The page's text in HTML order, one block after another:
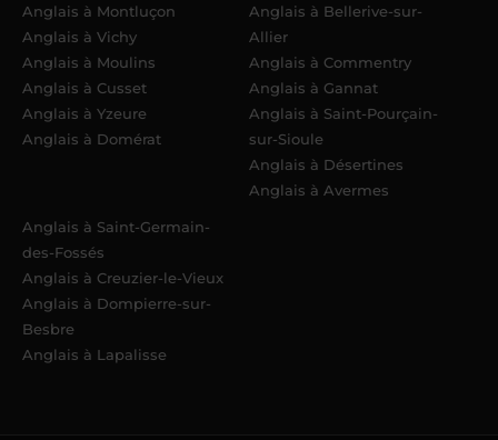
Anglais à Montluçon
Anglais à Vichy
Anglais à Moulins
Anglais à Cusset
Anglais à Yzeure
Anglais à Domérat
Anglais à Bellerive-sur-
Allier
Anglais à Commentry
Anglais à Gannat
Anglais à Saint-Pourçain-
sur-Sioule
Anglais à Désertines
Anglais à Avermes
Anglais à Saint-Germain-
des-Fossés
Anglais à Creuzier-le-Vieux
Anglais à Dompierre-sur-
Besbre
Anglais à Lapalisse